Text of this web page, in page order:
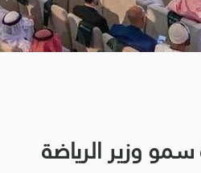
سمو وزير الرياضة